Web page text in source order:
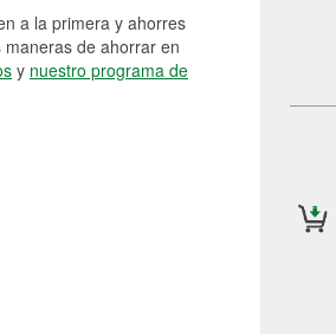
a la primera y ahorres
de ahorrar en
y nuestro programa de